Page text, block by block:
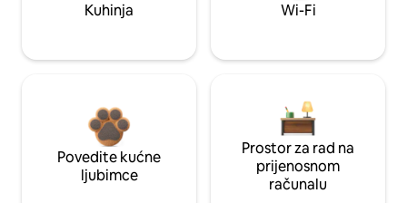
Kuhinja Wi-Fi
Povedite kućne
ljubimce
Prostor za rad na
prijenosnom
računalu